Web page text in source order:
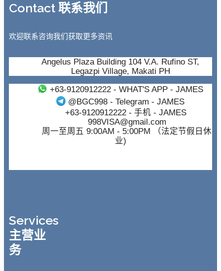
Contact 联系我们
欢迎联系咨询我们获取更多资讯
Angelus Plaza Building 104 V.A. Rufino ST,
Legazpi Village, Makati PH
+63-9120912222- WHAT'S APP - JAMES
@BGC998 - Telegram - JAMES
+63-9120912222- 手机 - JAMES
998VISA@gmail.com
周一至周五 9:00AM - 5:00PM （法定节假日休
业)
Services
主营业
务